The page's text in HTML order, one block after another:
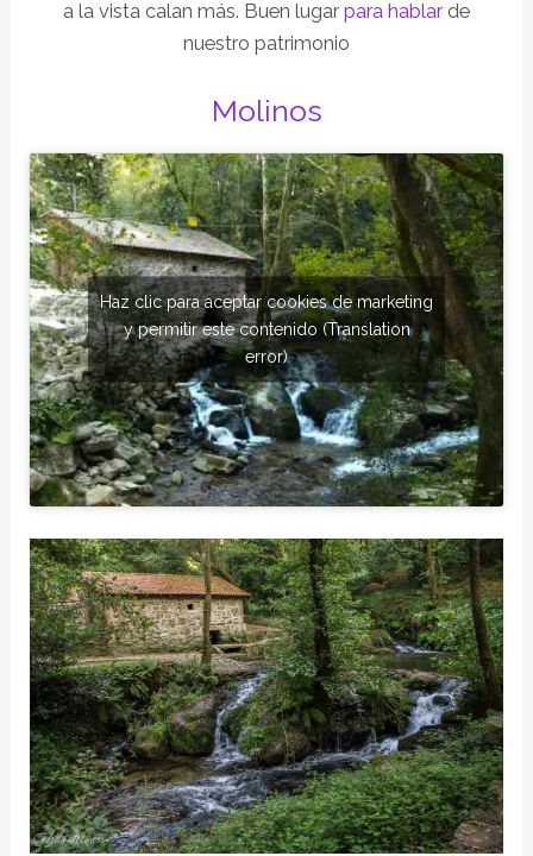
a la vista calan más. Buen lugar para hablarde
nuestro patrimonio
Molinos
Haz clic para aceptar cookies de marketing
y permitir este contenido (Translation
error)